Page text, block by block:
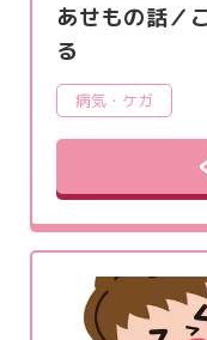
あせもの話／
る
病気・ケガ